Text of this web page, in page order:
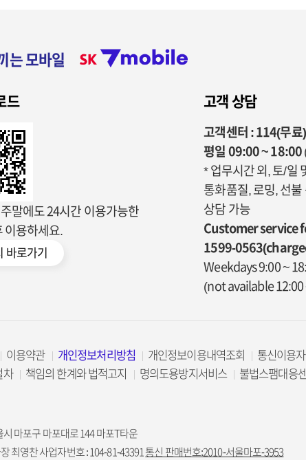
는 모바일
드
말에도 24시간 이용가능한
이용하세요.
바로가기
고객 상담
고객센터 : 114(무
평일 09:00 ~ 18:00
* 업무시간 외, 토/일
통화품질, 로밍, 선
상담 가능
Customer service
1599-
Weekdays 9:00 ~
(not available 12:00
이용약관 개인정보처리방침 개인정보이용내역조회 통신이용
차
책임의 한계와 법적고지 명의도용방지서비스 불법스팸대응
시 마포구 마포대로 144 마포T타운
최영찬 사업자번호 : 104-81-43391 통신 판매번호:2010-서울마포-3953